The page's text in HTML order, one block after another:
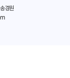
경원